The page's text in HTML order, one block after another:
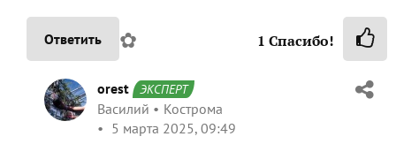
Ответить ✿ 1 Спасибо!
orest ЭКСПЕРТ
Василий
Кострома
5 марта 2025, 09:49